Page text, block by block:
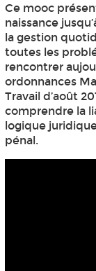
Ce mooc
naissance
la gestion
toutes les
rencontrer
ordonnances
Travail d’août
comprendre la
logique
pénal.